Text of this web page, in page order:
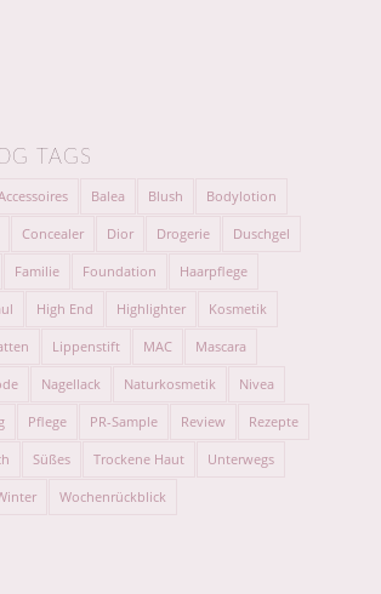
TAGS
Balea Blush Bodylotion
Concealer Dior Drogerie Duschgel
Familie Foundation Haarpflege
High End Highlighter Kosmetik
Lippenstift MAC Mascara
Nagellack Naturkosmetik Nivea
Pflege PR-Sample Review Rezepte
Süßes Trockene Haut Unterwegs
Wochenrückblick